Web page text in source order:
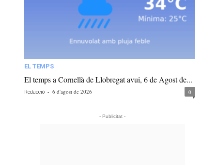
EL TEMPS
El temps a Cornellà de Llobregat avui, 6 de Agost de...
Redacció - 6 d'agost de 2026 0
- Publicitat -